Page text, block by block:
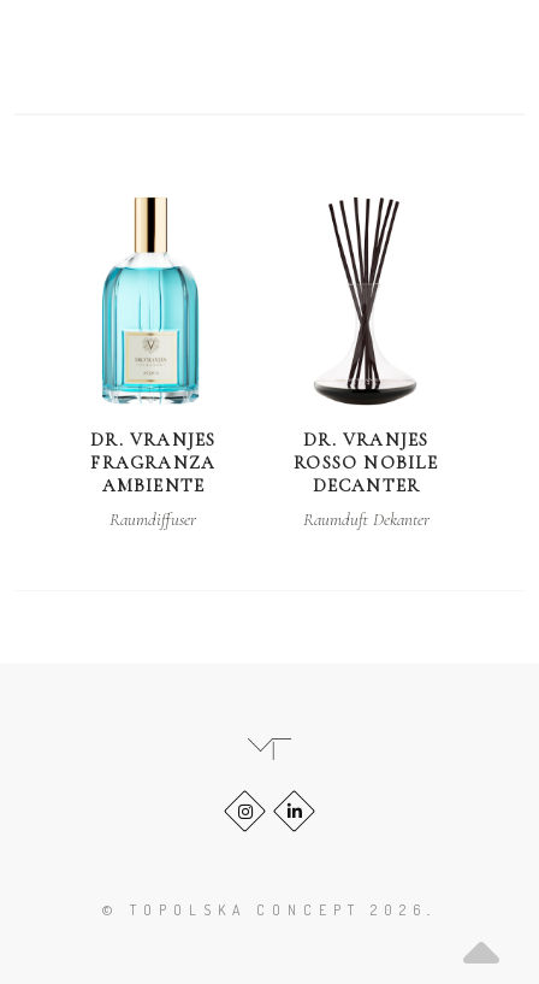
DR. VRANJES
FRAGRANZA
AMBIENTE
Raumdiffuser
DR. VRANJES
ROSSO NOBILE
DECANTER
Raumduft Dekanter
Instagram-Profil von Topolska
LinkedIn-Profil von Marta
© TOPOLSKA CONCEPT 2026 .